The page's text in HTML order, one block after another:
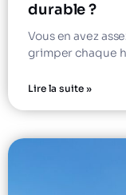
durable ?
Vous en avez
grimper chaque
Lire la suite »